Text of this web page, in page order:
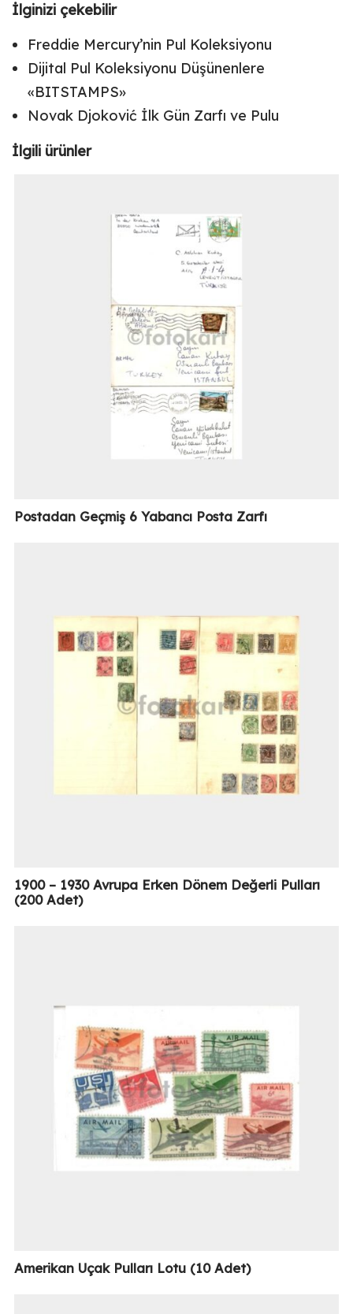
İlginizi çekebilir
Freddie Mercury’nin Pul Koleksiyonu
Dijital Pul Koleksiyonu Düşünenlere
«BITSTAMPS»
Novak Djoković İlk Gün Zarfı ve Pulu
İlgili ürünler
Postadan Geçmiş 6 Yabancı Posta Zarfı
1900 – 1930 Avrupa Erken Dönem Değerli Pulları
(200 Adet)
Amerikan Uçak Pulları Lotu (10 Adet)